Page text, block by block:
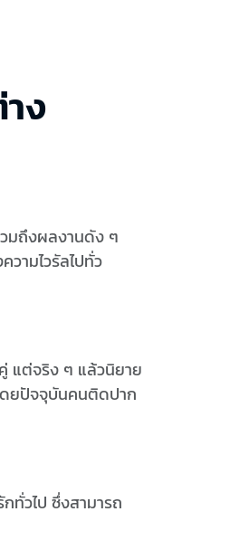
ง
มถึงผลงานดัง ๆ
ามไวรัลไปทั่ว
แต่จริง ๆ แล้วนิยาย
ยปัจจุบันคนติดปาก
ทั่วไป ซึ่งสามารถ